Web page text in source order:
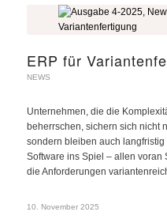
ERP für
NEWS
Unternehmen, die die
beherrschen, sichern sich nicht
sondern bleiben auch
Software ins Spiel – allen voran
die Anforderungen
10. November 2025